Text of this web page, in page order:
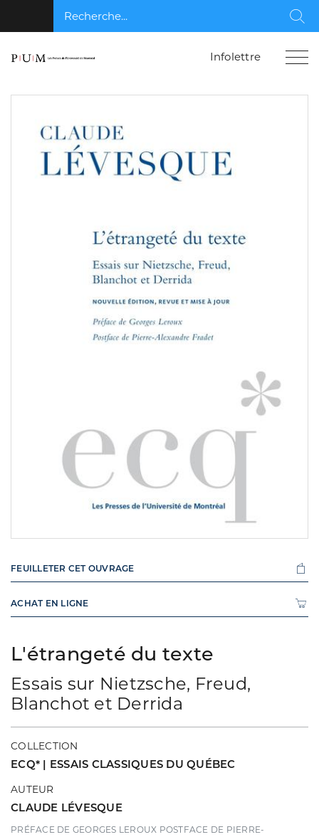
Recherche...
Infolettre
L'étrangeté du texte
Essais sur Nietzsche, Freud,
Blanchot et Derrida
COLLECTION
ECQ* | ESSAIS CLASSIQUES DU QUÉBEC
AUTEUR
CLAUDE LÉVESQUE
PRÉFACE DE GEORGES LEROUX POSTFACE DE PIERRE-
FEUILLETER CET OUVRAGE
ACHAT EN LIGNE